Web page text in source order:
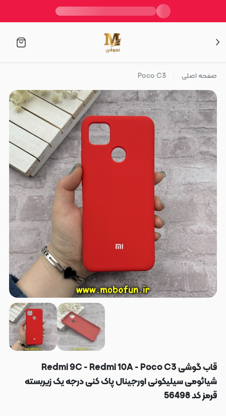
صفحه اصلی Poco C3
قاب گوشی Redmi 9C - Redmi 10A - Poco C3
شیائومی سیلیکونی اورجینال پاک کنی درجه یک زیربسته
قرمز کد 56498